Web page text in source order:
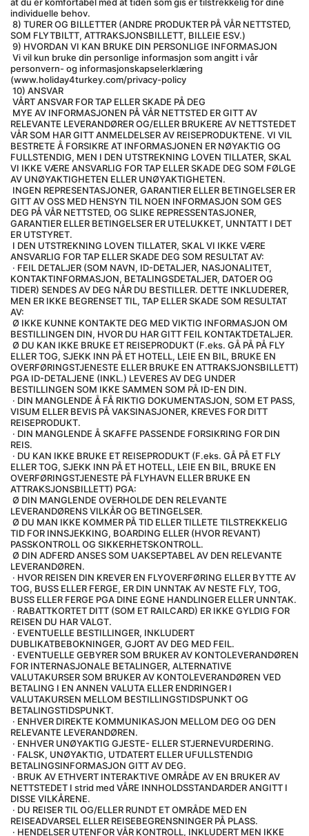
individuelle behov.
SOM FLYTBILTT, ATTRAKSJONSBILLETT, BILLEIE ESV.)
9) HVORDAN VI KAN BRUKE DIN PERSONLIGE INFORMASJON
personvern- og informasjonskapselerklæring
(www.holiday4turkey.com/privacy-policy
10) ANSVAR
VÅRT ANSVAR FOR TAP ELLER SKADE PÅ DEG
RELEVANTE LEVERANDØRER OG/ELLER BRUKERE AV NETTSTEDET
VÅR SOM HAR GITT ANMELDELSER AV REISEPRODUKTENE. VI VIL
BESTRETE Å FORSIKRE AT INFORMASJONEN ER NØYAKTIG OG
FULLSTENDIG, MEN I DEN UTSTREKNING LOVEN TILLATER, SKAL
VI IKKE VÆRE ANSVARLIG FOR TAP ELLER SKADE DEG SOM FØLGE
AV UNØYAKTIGHETEN ELLER UNØYAKTIGHETEN.
GITT AV OSS MED HENSYN TIL NOEN INFORMASJON SOM GES
DEG PÅ VÅR NETTSTED, OG SLIKE REPRESSENTASJONER,
GARANTIER ELLER BETINGELSER ER UTELUKKET, UNNTATT I DET
ER UTSTYRET.
ANSVARLIG FOR TAP ELLER SKADE DEG SOM RESULTAT AV:
KONTAKTINFORMASJON, BETALINGSDETALJER, DATOER OG
TIDER) SENDES AV DEG NÅR DU BESTILLER. DETTE INKLUDERER,
MEN ER IKKE BEGRENSET TIL, TAP ELLER SKADE SOM RESULTAT
AV:
BESTILLINGEN DIN, HVOR DU HAR GITT FEIL KONTAKTDETALJER.
ELLER TOG, SJEKK INN PÅ ET HOTELL, LEIE EN BIL, BRUKE EN
OVERFØRINGSTJENESTE ELLER BRUKE EN ATTRAKSJONSBILLETT)
PGA ID-DETALJENE (INKL.) LEVERES AV DEG UNDER
BESTILLINGEN SOM IKKE SAMMEN SOM PÅ ID-EN DIN.
VISUM ELLER BEVIS PÅ VAKSINASJONER, KREVES FOR DITT
REISEPRODUKT.
REIS.
ELLER TOG, SJEKK INN PÅ ET HOTELL, LEIE EN BIL, BRUKE EN
OVERFØRINGSTJENESTE PÅ FLYHAVN ELLER BRUKE EN
ATTRAKSJONSBILLETT) PGA:
LEVERANDØRENS VILKÅR OG BETINGELSER.
TID FOR INNSJEKKING, BOARDING ELLER (HVOR REVANT)
PASSKONTROLL OG SIKKERHETSKONTROLL.
LEVERANDØREN.
TOG, BUSS ELLER FERGE, ER DIN UNNTAK AV NESTE FLY, TOG,
BUSS ELLER FERGE PGA DINE EGNE HANDLINGER ELLER UNNTAK.
REISEN DU HAR VALGT.
DUBLIKATBEBOKNINGER, GJORT AV DEG MED FEIL.
FOR INTERNASJONALE BETALINGER, ALTERNATIVE
VALUTAKURSER SOM BRUKER AV KONTOLEVERANDØREN VED
BETALING I EN ANNEN VALUTA ELLER ENDRINGER I
VALUTAKURSEN MELLOM BESTILLINGSTIDSPUNKT OG
BETALINGSTIDSPUNKT.
RELEVANTE LEVERANDØREN.
· ENHVER UNØYAKTIG GJESTE- ELLER STJERNEVURDERING.
BETALINGSINFORMASJON GITT AV DEG.
NETTSTEDET I strid med VÅRE INNHOLDSSTANDARDER ANGITT I
DISSE VILKÅRENE.
REISEADVARSEL ELLER REISEBEGRENSNINGER PÅ PLASS.